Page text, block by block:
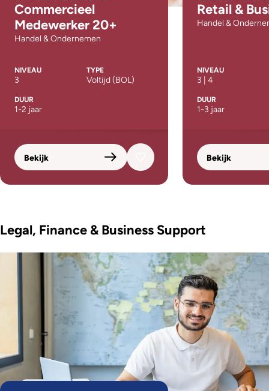
Commercieel
Medewerker 20+
Handel & Ondernemen
NIVEAU
3
TYPE
Voltijd (BOL)
DUUR
1-2 jaar
Bekijk
Retail &
Handel &
NIVEAU
3 | 4
DUUR
1-3 jaar
Bekijk
Legal, Finance & Business Support